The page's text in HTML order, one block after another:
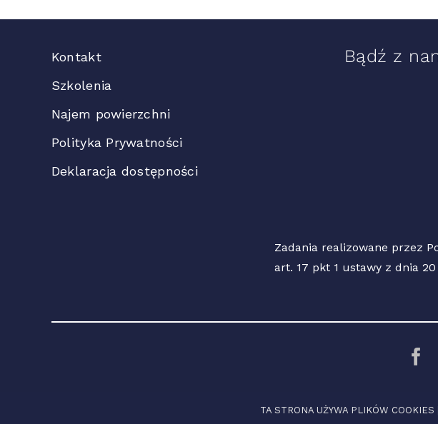
Kontakt
Szkolenia
Najem powierzchni
Polityka Prywatności
Deklaracja dostępności
Bądź z
Zadania realizowane przez
art. 17 pkt 1 ustawy z dnia
© 2026 Polski
TA STRONA UŻYWA PLIKÓW COOKIES |